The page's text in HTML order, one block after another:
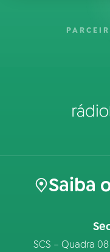
Saiba
SCS – Quadra